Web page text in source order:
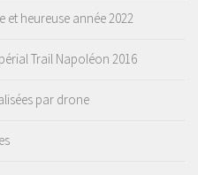
et heureuse année 2022
Trail Napoléon 2016
par drone